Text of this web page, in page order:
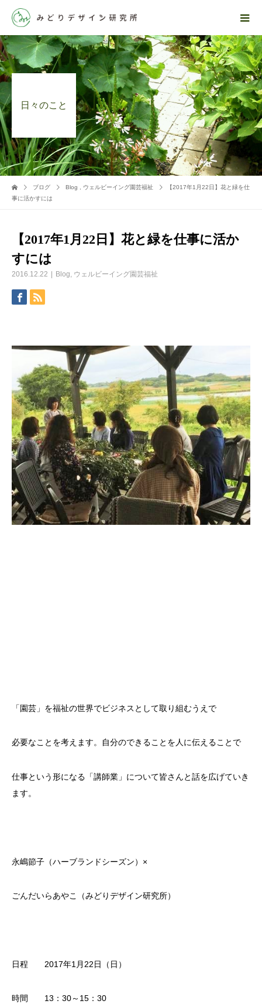
日々のこと
ブログ Blog ウェルビーイング園芸福祉
【2017年1月22日】花と緑を仕
事に活かすには
【2017年1月22日】花と緑を仕事に活か
すには
2016.12.22 Blog, ウェルビーイング園芸福祉
「園芸」を福祉の世界でビジネスとして取り組むうえで
必要なことを考えます。自分のできることを人に伝えることで
仕事という形になる「講師業」について皆さんと話を広げていき
ます。
永嶋節子（ハーブランドシーズン）×
ごんだいらあやこ（みどりデザイン研究所）
日程 2017年1月22日（日）
時間 13：30～15：30